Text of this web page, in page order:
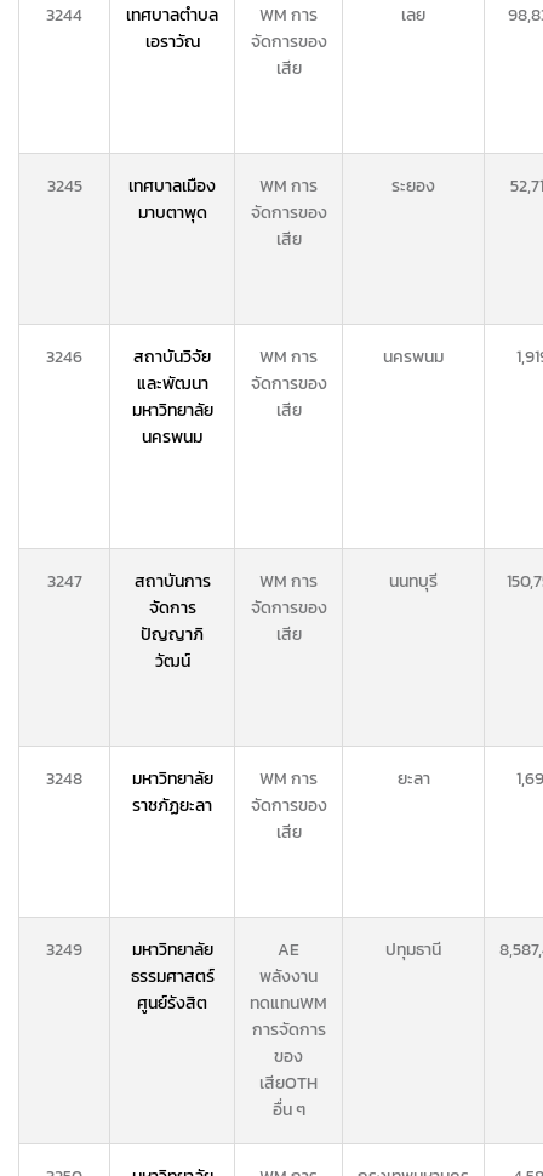
3244
เทศบาลตำบล
เอราวัณ
WM การ
จัดการของ
เสีย
เลย
3245
เทศบาลเมือง
มาบตาพุด
WM การ
จัดการของ
เสีย
ระยอง
3246
สถาบันวิจัย
และพัฒนา
มหาวิทยาลัย
นครพนม
WM การ
จัดการของ
เสีย
นครพนม
3247
สถาบันการ
จัดการ
ปัญญาภิ
วัฒน์
WM การ
จัดการของ
เสีย
นนทบุรี
3248
มหาวิทยาลัย
ราชภัฏยะลา
WM การ
จัดการของ
เสีย
ยะลา
3249
มหาวิทยาลัย
ธรรมศาสตร์
ศูนย์รังสิต
AE
พลังงาน
ทดแทนWM
การจัดการ
ของ
เสียOTH
อื่น ๆ
ปทุมธานี